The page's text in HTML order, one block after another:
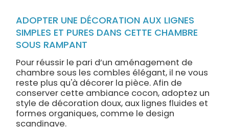
ADOPTER UNE DÉCORATION AUX LIGNES
SIMPLES ET PURES DANS CETTE CHAMBRE
SOUS RAMPANT
Pour réussir le pari d’un aménagement de
chambre sous les combles élégant, il ne vous
reste plus qu'à décorer la pièce. Afin de
conserver cette ambiance cocon, adoptez un
style de décoration doux, aux lignes fluides et
formes organiques, comme le design
scandinave.